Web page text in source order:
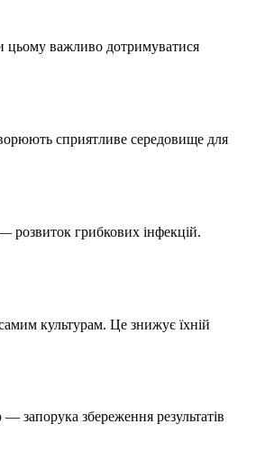
цьому важливо дотримуватися
сприятливе середовище для
розвиток грибкових інфекцій.
культурам. Це знижує їхній
запорука збереження результатів